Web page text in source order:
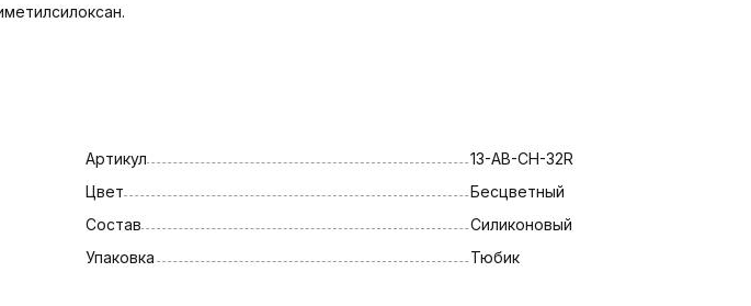
Артикул
13-AB-CH-32R
Цвет
Бесцветный
Состав
Силиконовый
Упаковка
Тюбик